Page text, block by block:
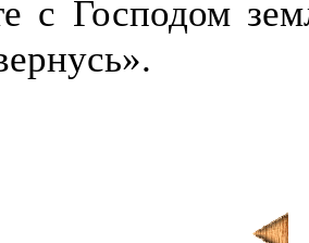
с Господом